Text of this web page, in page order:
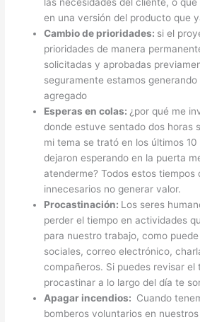
las necesidades del cliente, o
en una versión del producto que
Cambio de prioridades: si el
prioridades de manera
solicitadas y aprobadas
seguramente estamos
agregado
Esperas en colas:¿por qué me
donde estuve sentado dos horas
mi tema se trató en los últimos
dejaron esperando en la puerta
atenderme? Todos estos tiempos
innecesarios no generar valor.
Procastinación: Los seres
perder el tiempo en actividades
para nuestro trabajo, como
sociales, correo electrónico,
compañeros. Si puedes revisar el
procastinar a lo largo del día te
Apagar incendios: Cuando
bomberos voluntarios en